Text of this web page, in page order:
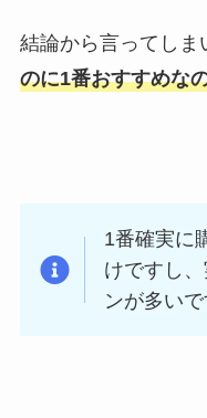
結論から言ってしま
のに1番おすすめな
1番確実に
けですし
ンが多いで